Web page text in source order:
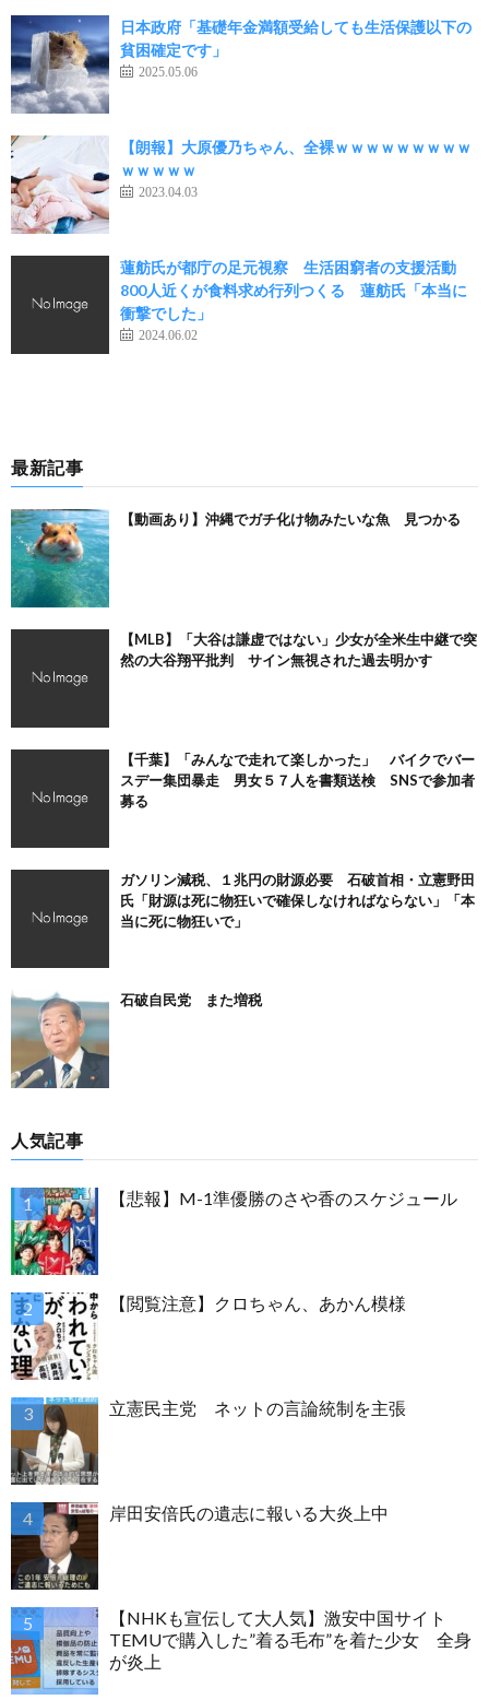
日本政府「基礎年金満額受給しても生活保護以下の
貧困確定です」
2025.05.06
【朗報】大原優乃ちゃん、全裸ｗｗｗｗｗｗｗｗｗ
ｗｗｗｗｗ
2023.04.03
蓮舫氏が都庁の足元視察 生活困窮者の支援活動
800人近くが食料求め行列つくる 蓮舫氏「本当に
衝撃でした」
2024.06.02
最新記事
【動画あり】沖縄でガチ化け物みたいな魚 見つかる
【MLB】「大谷は謙虚ではない」少女が全米生中継で突
然の大谷翔平批判 サイン無視された過去明かす
【千葉】「みんなで走れて楽しかった」 バイクでバー
スデー集団暴走 男女５７人を書類送検 SNSで参加者
募る
ガソリン減税、１兆円の財源必要 石破首相・立憲野田
氏「財源は死に物狂いで確保しなければならない」「本
当に死に物狂いで」
石破自民党 また増税
人気記事
【悲報】M-1準優勝のさや香のスケジュール
【閲覧注意】クロちゃん、あかん模様
立憲民主党 ネットの言論統制を主張
岸田安倍氏の遺志に報いる大炎上中
【NHKも宣伝して大人気】激安中国サイト
TEMUで購入した”着る毛布”を着た少女 全身
が炎上